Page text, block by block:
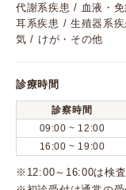
代謝系疾患 / 血液・
耳系疾患 / 生殖器系
気 / けが・その他
診療時間
診察時間
09:00 ~ 12:00
16:00 ~ 19:00
※12:00～16:00は検